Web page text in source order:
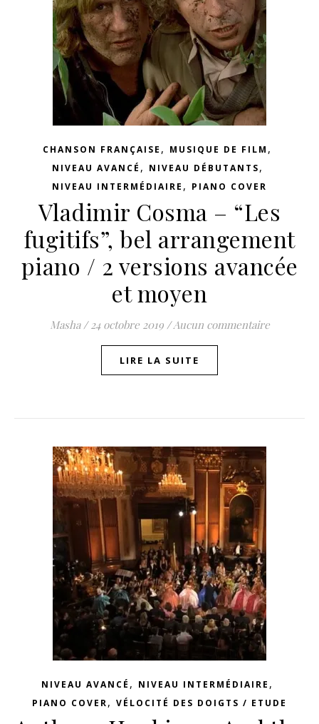
CHANSON FRANÇAISE , MUSIQUE DE FILM ,
NIVEAU AVANCÉ , NIVEAU DÉBUTANTS,
NIVEAU INTERMÉDIAIRE , PIANO COVER
Vladimir Cosma – “Les
fugitifs”, bel arrangement
piano / 2 versions avancée
et moyen
Masha / 24 octobre 2019 /Aucun commentaire
LIRE LA SUITE
NIVEAU AVANCÉ , NIVEAU INTERMÉDIAIRE ,
PIANO COVER, VÉLOCITÉ DES DOIGTS / ETUDE